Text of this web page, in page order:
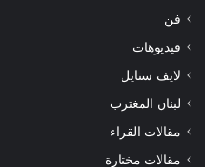
فن
فيديوهات
لايف ستايل
لبنان المغترب
مقالات القراء
مقالات مختارة